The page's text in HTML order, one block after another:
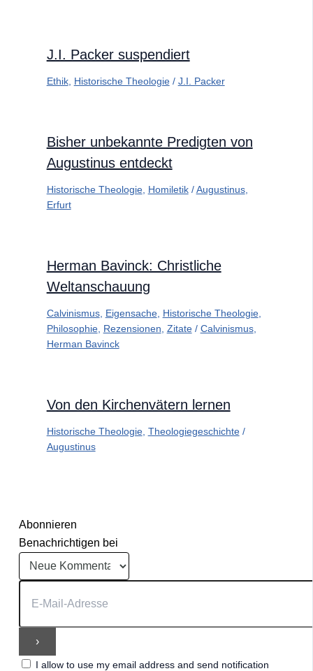
J.I. Packer suspendiert
Ethik, Historische Theologie/ J.I. Packer
Bisher unbekannte Predigten von
Augustinus entdeckt
Historische Theologie, Homiletik/Augustinus,
Erfurt
Herman Bavinck: Christliche
Weltanschauung
Calvinismus, Eigensache, Historische Theologie,
Philosophie, Rezensionen Zitate/ Calvinismus,
Herman Bavinck
Von den Kirchenvätern lernen
Historische Theologie, Theologiegeschichte/
Augustinus
Abonnieren
Benachrichtigen bei
I allow to use my email address and send notification